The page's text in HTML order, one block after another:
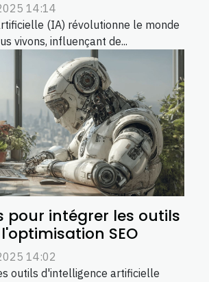
14:14
(IA) révolutionne le monde
vivons, influençant de...
pour intégrer les outils
SEO
14:02
outils d'intelligence artificielle